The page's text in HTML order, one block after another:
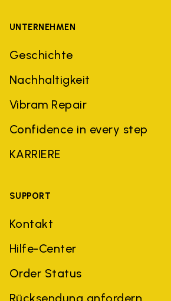
UNTERNEHMEN
Geschichte
Nachhaltigkeit
Vibram Repair
Confidence in every step
KARRIERE
SUPPORT
Kontakt
Hilfe-Center
Order Status
Rücksendung anfordern